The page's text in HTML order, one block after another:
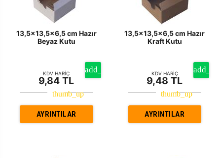
13,5x13,5x6,5 cm Hazır
Beyaz Kutu
KDV HARİÇ
9,84 TL
AYRINTILAR
13,5x13,5x6,5 cm Hazır
Kraft Kutu
KDV HARİÇ
9,48 TL
AYRINTILAR